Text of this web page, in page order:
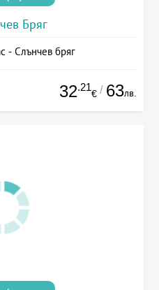
Бряг
- Слънчев бряг
32.21
€ / 63лв.